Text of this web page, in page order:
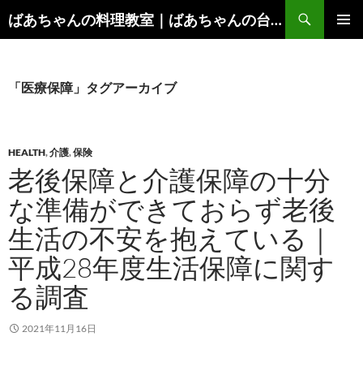
ン
プ
ばあちゃんの料理教室｜ばあちゃんの台所から学ぶ、食と健康の知恵
索
「医療保障」タグアーカイブ
HEALTH,介護,保険
老後保障と介護保障の十分
な準備ができておらず老後
生活の不安を抱えている｜
平成28年度生活保障に関す
る調査
2021年11月16日